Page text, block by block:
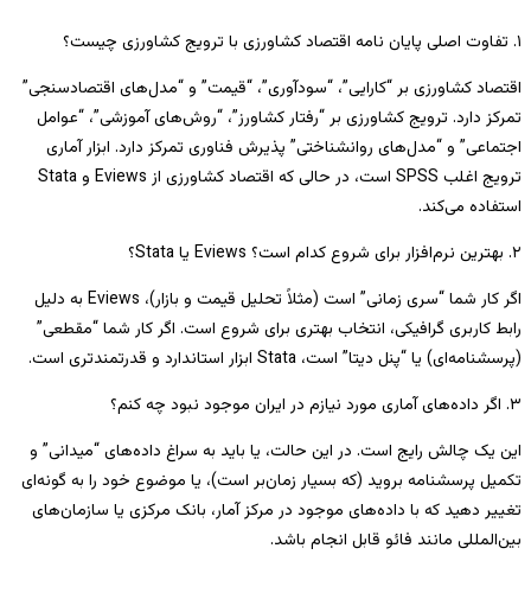
۱. تفاوت اصلی پایان نامه اقتصاد کشاورزی با ترویج کشاورزی چیست؟
اقتصاد کشاورزی بر “کارایی”، “سودآوری”، “قیمت” و “مدل‌های اقتصادسنجی”
تمرکز دارد. ترویج کشاورزی بر “رفتار کشاورز”، “روش‌های آموزشی”، “عوامل
اجتماعی” و “مدل‌های روانشناختی” پذیرش فناوری تمرکز دارد. ابزار آماری
ترویج اغلب SPSS است، در حالی که اقتصاد کشاورزی از Eviews و Stata
استفاده می‌کند.
۲. بهترین نرم‌افزار برای شروع کدام است؟ Eviews یا Stata؟
اگر کار شما “سری زمانی” است (مثلاً تحلیل قیمت و بازار)، Eviews به دلیل
رابط کاربری گرافیکی، انتخاب بهتری برای شروع است. اگر کار شما “مقطعی”
(پرسشنامه‌ای) یا “پنل دیتا” است، Stata ابزار استاندارد و قدرتمندتری است.
۳. اگر داده‌های آماری مورد نیازم در ایران موجود نبود چه کنم؟
این یک چالش رایج است. در این حالت، یا باید به سراغ داده‌های “میدانی” و
تکمیل پرسشنامه بروید (که بسیار زمان‌بر است)، یا موضوع خود را به گونه‌ای
تغییر دهید که با داده‌های موجود در مرکز آمار، بانک مرکزی یا سازمان‌های
بین‌المللی مانند فائو قابل انجام باشد.